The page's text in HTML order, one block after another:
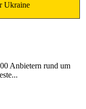
Ukraine
Anbietern rund um